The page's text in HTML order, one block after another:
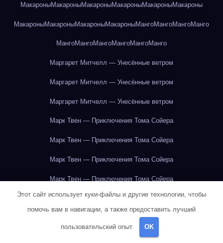
МакароныМакароныМакароныМакароныМакароныМакароны
МакароныМакароныМакароныМакароныМангоМангоМангоМанго
МангоМангоМангоМангоМангоМанго
Маргарет Митчелл — Унесённые ветром
Маргарет Митчелл — Унесённые ветром
Маргарет Митчелл — Унесённые ветром
Марк Твен — Приключения Тома Сойера
Марк Твен — Приключения Тома Сойера
Марк Твен — Приключения Тома Сойера
Марк Твен — Приключения Тома Сойера
Марк Твен — Приключения Тома Сойера
Марк Твен — Приключения Тома Сойера
Марк Твен — Приключения Тома Сойера
Этот сайт использует куки-файлы и другие технологии, чтобы
помочь вам в навигации, а также предоставить лучший
пользовательский опыт. OK